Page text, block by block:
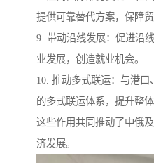
提供可靠替代方案，保障贸
9. 带动沿线发展：促进沿
业发展，创造就业机会。
10. 推动多式联运：与港
的多式联运体系，提升整体
这些作用共同推动了中俄
济发展。